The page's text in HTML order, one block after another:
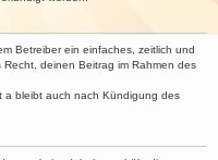
Betreiber ein einfaches, zeitlich und
deinen Beitrag im Rahmen des
a bleibt auch nach Kündigung des